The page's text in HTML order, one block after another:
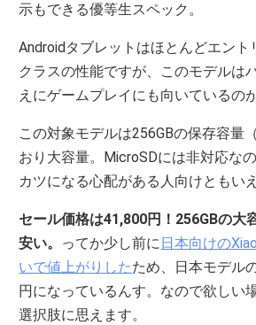
示もできる優等生スペック。
Androidタブレットはほとんどエント
クラスの性能ですが、このモデルは
えにゲームプレイにも向いているの
この対象モデルは256GBの保存容量
おり大容量。MicroSDには非対応な
カツになる心配がある人向けともい
セール価格は41,800円！256GBの大
安い。 ってか少し前に 日本向けの
いで値上がりしたため、日本モデル
円になっているんす。なので欲しい
選択肢に思えます。